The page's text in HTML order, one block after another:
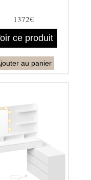
1372€
ce produit
au panier